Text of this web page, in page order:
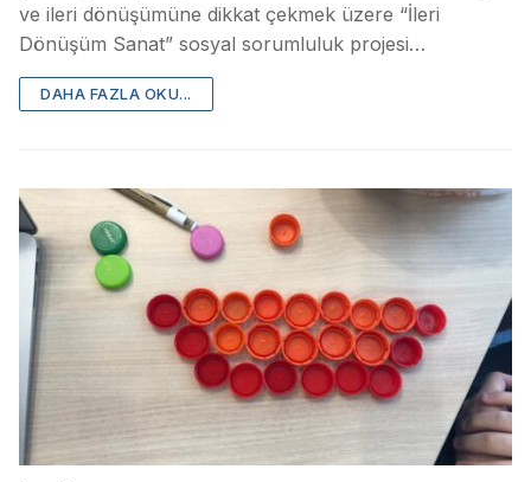
ve ileri dönüşümüne dikkat çekmek üzere “İleri
Dönüşüm Sanat” sosyal sorumluluk projesi…
DAHA FAZLA OKU...